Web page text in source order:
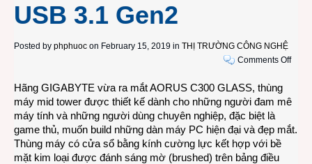
USB 3.1 Gen2
Posted by phphuoc on February 15, 2019 in THỊ TRƯỜNG CÔNG NGHỆ
Comments Offon
tính
end
Hãng GIGABYTE vừa ra mắt AORUS C300 GLASS, thùng
máy mid tower được thiết kế dành cho những người đam mê
máy tính và những người dùng chuyên nghiệp, đặc biệt là
game thủ, muốn build những dàn máy PC hiện đại và đẹp mắt.
Thùng máy có cửa sổ bằng kính cường lực kết hợp với bề
mặt kim loại được đánh sáng mờ (brushed) trên bảng điều